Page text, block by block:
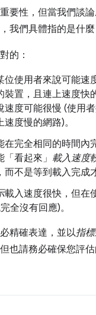
要性，但當我們談
我們具體指的是什麼
的：
位使用者來說可能速
裝置，且連上速度快
速度可能很慢 (使用
度慢的網路)。
在完全相同的時間內
看起來」 載入速度
不是等到載入完成
載入速度很快，但在
全沒有回應)。
精確表達，並以指標
也請務必確保您評估